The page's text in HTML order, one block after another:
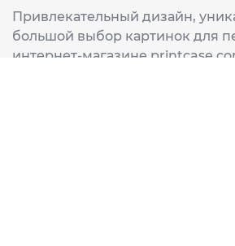
Привлекательный дизайн,
большой выбор картинок для
интернет-магазине